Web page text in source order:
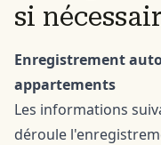
si
Enregistrement
appartements
Les informations
déroule